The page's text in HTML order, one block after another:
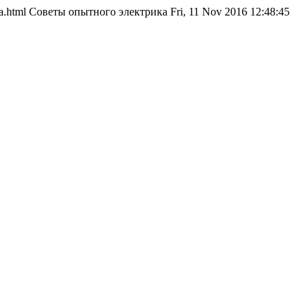
Советы опытного электрика Fri, 11 Nov 2016 12:48:45